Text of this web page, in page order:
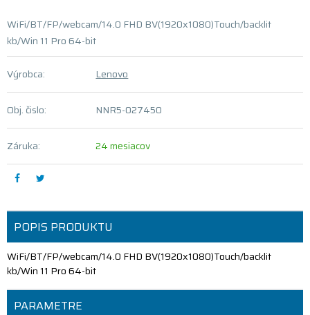
WiFi/BT/FP/webcam/14.0 FHD BV(1920x1080)Touch/backlit
kb/Win 11 Pro 64-bit
Výrobca: Lenovo
Obj. čislo: NNR5-027450
Záruka: 24 mesiacov
POPIS PRODUKTU
WiFi/BT/FP/webcam/14.0 FHD BV(1920x1080)Touch/backlit
kb/Win 11 Pro 64-bit
PARAMETRE